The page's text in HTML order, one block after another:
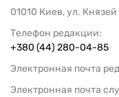
01010 Киев, ул.
Телефон редакции:
+380 (44) 280-04-85
Электронная почта
Электронная почта